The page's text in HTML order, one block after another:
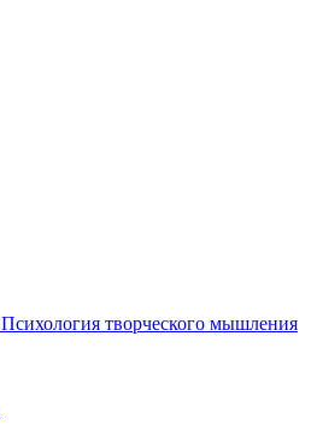
Психология творческого мышления